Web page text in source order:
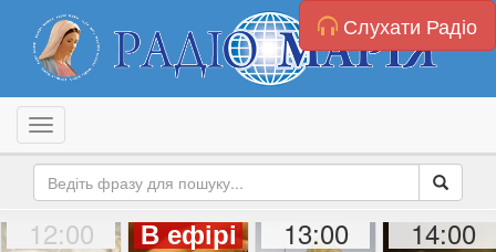
Слухати Радіо
Toggle navigation
12:00 В ефірі 13:00 14:00